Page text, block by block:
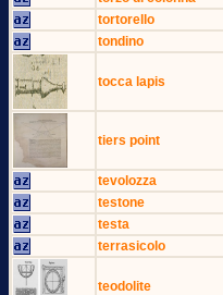
tortorello
tondino
tocca lapis
tiers point
tevolozza
testone
testa
terrasicolo
teodolite